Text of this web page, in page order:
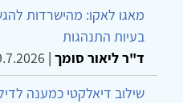
מאגו לאקו: מהישרדות
בעיות התנהגות
ד"ר ליאור סומך |
שילוב דיאלקטי כמענה